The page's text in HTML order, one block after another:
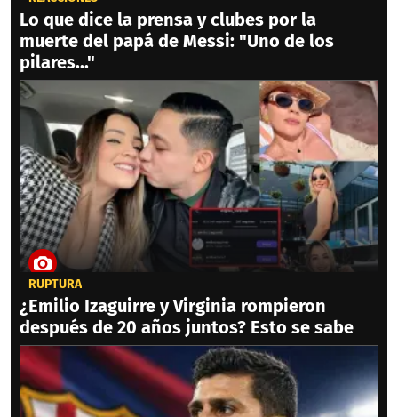
Lo que dice la prensa y clubes por la
muerte del papá de Messi: "Uno de los
pilares..."
RUPTURA
¿Emilio Izaguirre y Virginia rompieron
después de 20 años juntos? Esto se sabe